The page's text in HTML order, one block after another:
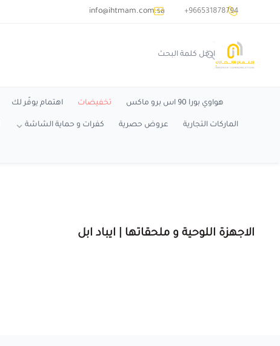
common.titles.skip_to_main_content
+966531878794
info@ihtmam.com.sa
اهتمام
هواوي بورا 90 اس برو ماكس تخفيضات اهتمام يوفّر لك
الماركات التجارية عروض حصرية كفرات و حماية الشاشة
الاجهزة اللوحية و ملحقاتها | ايباد ابل